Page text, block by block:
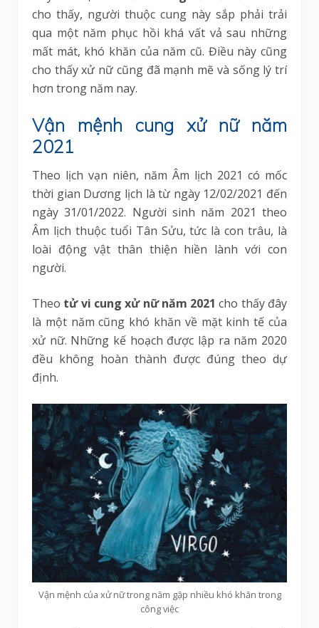
cho thấy, người thuộc cung này sắp phải trải
qua một năm phục hồi khá vất vả sau những
mất mát, khó khăn của năm cũ. Điều này cũng
cho thấy xử nữ cũng đã mạnh mẽ và sống lý trí
hơn trong năm nay.
Vận mệnh cung xử nữ năm
2021
Theo lịch vạn niên, năm Âm lịch 2021 có mốc
thời gian Dương lịch là từ ngày 12/02/2021 đến
ngày 31/01/2022. Người sinh năm 2021 theo
Âm lịch thuộc tuổi Tân Sửu, tức là con trâu, là
loài động vật thân thiện hiền lành với con
người.
Theo tử vi cung xử nữ năm 2021 cho thấy đây
là một năm cũng khó khăn về mặt kinh tế của
xử nữ. Những kế hoạch được lập ra năm 2020
đều không hoàn thành được đúng theo dự
định.
Vận mệnh của xử nữ trong năm gặp nhiều khó khăn trong
công việc